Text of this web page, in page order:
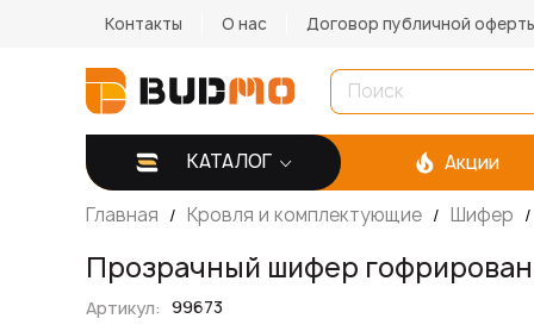
Контакты О нас Договор публичной
КАТАЛОГ Акции
Главная Кровля и комплектующие Шифер
Прозрачный шифер
Артикул 99673